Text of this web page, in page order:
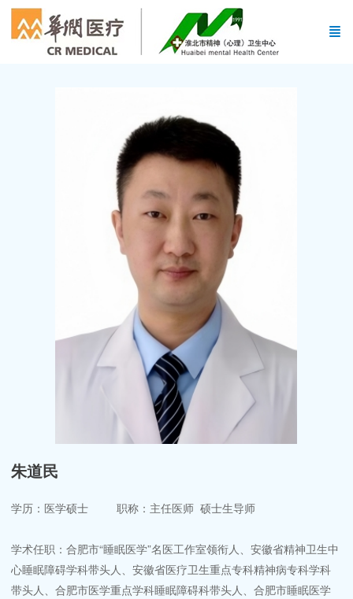
朱道民
学历：医学硕士 职称：主任医师 硕士生导师
学术任职：合肥市“睡眠医学”名医工作室领衔人、安徽省精神卫生中
心睡眠障碍学科带头人、安徽省医疗卫生重点专科精神病专科学科
带头人、合肥市医学重点学科睡眠障碍科带头人、合肥市睡眠医学